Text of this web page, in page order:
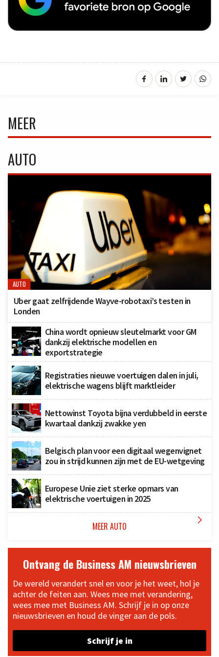
MEER
AUTO
AUTO
Uber gaat zelfrijdende Wayve-robotaxi’s testen in
Londen
China wordt opnieuw sleutelmarkt voor GM
dankzij elektrische modellen en
exportstrategie
Registraties nieuwe voertuigen dalen in juli,
elektrische wagens blijft marktleider
Nettowinst Toyota bijna verdubbeld in eerste
kwartaal dankzij zwakke yen
Belgisch plan voor een digitaal wegenvignet
zou in strijd kunnen zijn met de EU-wetgeving
Europese Unie ziet sterke opmars van
elektrische voertuigen in 2025
MEER AUTO 
Ontvang de Business AM nieuwsbrieven
De wereld verandert snel en voor je het weet, hol je
achter de feiten aan. Wees mee met verandering,
wees mee met Business AM. Schrijf je in op onze
nieuwsbrieven en houd de vinger aan de pols.
Schrijf je in